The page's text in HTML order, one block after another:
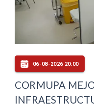
06-08-2026 20:00
CORMUPA